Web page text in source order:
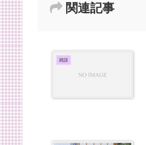
関連記事
雑談